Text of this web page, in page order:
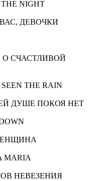
NIGHT
ДЕВОЧКИ
СЧАСТЛИВОЙ
THE RAIN
ДУШЕ ПОКОЯ НЕТ
MARIA
НЕВЕЗЕНИЯ